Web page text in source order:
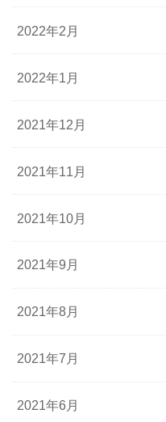
2022年2月
2022年1月
2021年12月
2021年11月
2021年10月
2021年9月
2021年8月
2021年7月
2021年6月